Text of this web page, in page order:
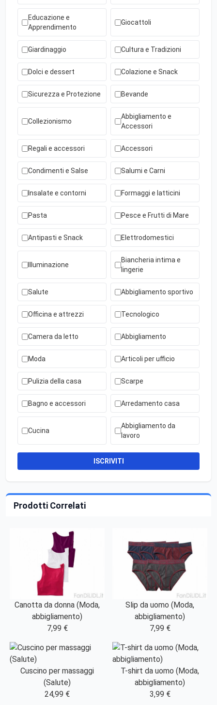
Educazione e
Apprendimento
Giocattoli
Giardinaggio Cultura e Tradizioni
Dolci e dessert Colazione e Snack
Sicurezza e Protezione Bevande
Collezionismo
Abbigliamento e
Accessori
Regali e accessori Accessori
Condimenti e Salse Salumi e Carni
Insalate e contorni Formaggi e latticini
Pasta Pesce e Frutti di Mare
Antipasti e Snack Elettrodomestici
Illuminazione
Biancheria intima e
lingerie
Salute Abbigliamento sportivo
Officina e attrezzi Tecnologico
Camera da letto Abbigliamento
Moda Articoli per ufficio
Pulizia della casa Scarpe
Bagno e accessori Arredamento casa
Cucina
Abbigliamento da
lavoro
ISCRIVITI
Prodotti Correlati
Canotta da donna (Moda,
abbigliamento)
7,99 €
Slip da uomo (Moda,
abbigliamento)
7,99 €
Cuscino per massaggi
(Salute)
24,99 €
T-shirt da uomo (Moda,
abbigliamento)
3,99 €